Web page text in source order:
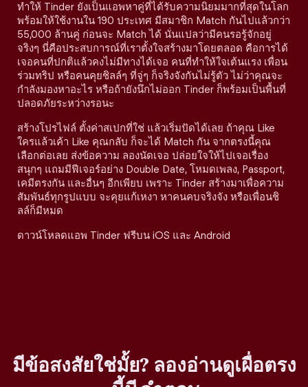
ทำให้ Tinder ยังเป็นแอพหาคู่ที่ได้รับความนิยมมากที่สุดในโลก
พร้อมให้ใช้งานใน 190 ประเทศ มีสมาชิก Match กันไปแล้วกว่า
55,000 ล้านคู่ ก่อนจะ Match ได้ นั่นแปลว่ามีคนรอรู้จักอยู่
จริงๆ นี่คือประสบการณ์ที่เราตั้งใจสร้างมาโดยตลอด คือการได้
เจอคนที่ปกติแล้วคงไม่มีทางได้เจอ คนที่ทำให้ใจเต้นแรง เพื่อน
ร่วมทริป หรือคนคุยชิลล์ๆ ที่จู่ๆ ก็จริงจังกันไม่รู้ตัว ไม่ว่าคุณจะ
กำลังมองหาอะไร หรือถ้ายังนึกไม่ออก Tinder ก็พร้อมเป็นพื้นที่
ปลอดภัยระหว่างรอนะ
สร้างโปรไฟล์ ตั้งค่าสเปกที่ใช่ แล้วเริ่มปัดได้เลย ถ้าคุณ Like
ใครแล้วเค้า Like คุณกลับ ก็จะได้ Match กัน จากตรงนี้คุณ
เลือกต่อเลย ส่งข้อความ ลองนัดเจอ ปล่อยใจให้ไปเจอเรื่อง
สนุกๆ แถมมีฟีเจอร์อย่าง Double Date, โหมดเพลง, Passport,
เคมีตรงกัน และอื่นๆ อีกเพียบ เพราะ Tinder สร้างมาเพื่อความ
สัมพันธ์ทุกรูปแบบ จะคุยแก้เหงา หาคนคบจริงจัง หรือเพื่อนชิ
ลล์ก็มีหมด
ดาวน์โหลดแอพ Tinder ฟรีบน iOS และ Android
มีข้อสงสัยใช่มั้ย? ลองอ่านดูเผื่อตรง